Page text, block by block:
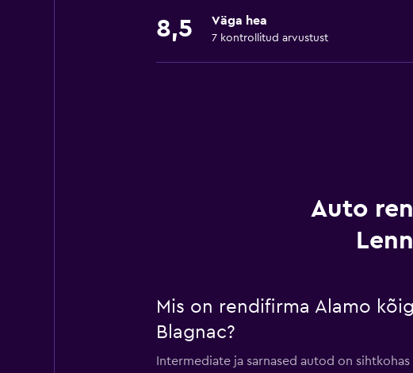
8,5 Väga hea
7 kontrollitud arvustust
Auto
Mis on rendifirma Alamo
Blagnac?
Intermediate ja sarnased autod on